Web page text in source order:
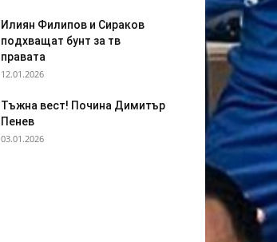
Илиян Филипов и Сираков
подхващат бунт за тв
правата
12.01.2026
Тъжна вест! Почина Димитър
Пенев
03.01.2026